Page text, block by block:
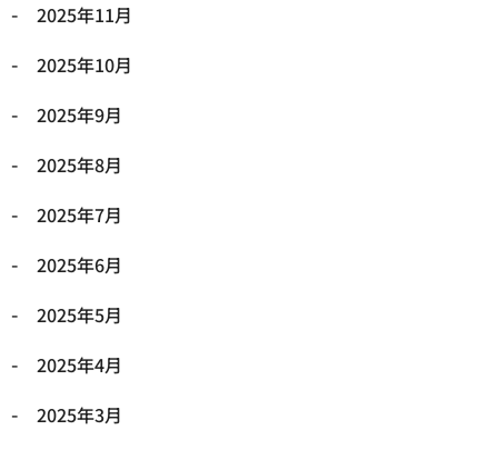
2025年11月
2025年10月
2025年9月
2025年8月
2025年7月
2025年6月
2025年5月
2025年4月
2025年3月